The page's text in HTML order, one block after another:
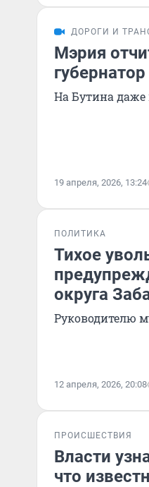
ДОРОГИ И
Мэрия
На Бутина даже
19 апреля, 2026, 13:24
ПОЛИТИКА
Тихое
округа
Руководителю
12 апреля, 2026, 20:08
ПРОИСШЕСТВИЯ
Власти
что